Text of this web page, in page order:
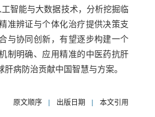
工智能与大数据技术，分析挖掘临
准辨证与个体化治疗提供决策支
与协同创新，有望逐步构建一个
制明确、应用精准的中医药抗肝
病防治贡献中国智慧与方案。
原文顺序 出版日期 本文引用